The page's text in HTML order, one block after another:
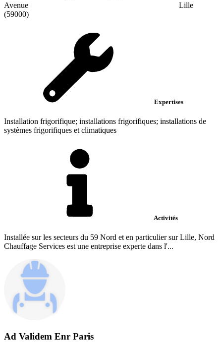
Avenue
Lille
(59000)
Expertises
Installation frigorifique; installations frigorifiques; installations de
systèmes frigorifiques et climatiques
Activités
Installée sur les secteurs du 59 Nord et en particulier sur Lille, Nord
Chauffage Services est une entreprise experte dans l'...
Ad Validem Enr Paris